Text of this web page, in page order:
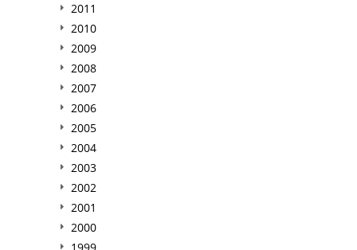
2011
2010
2009
2008
2007
2006
2005
2004
2003
2002
2001
2000